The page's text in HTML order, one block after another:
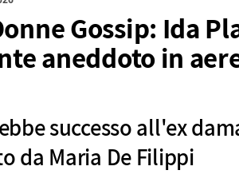
Gossip: Ida
aneddoto in
successo all'ex
da Maria De Filippi